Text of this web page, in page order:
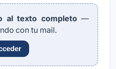
al texto completo—
con tu mail.